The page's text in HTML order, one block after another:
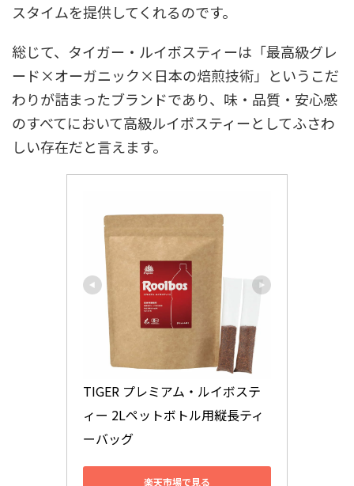
スタイムを提供してくれるのです。
総じて、タイガー・ルイボスティーは「最高級グレ
ード×オーガニック×日本の焙煎技術」というこだ
わりが詰まったブランドであり、味・品質・安心感
のすべてにおいて高級ルイボスティーとしてふさわ
しい存在だと言えます。
TIGER プレミアム・ルイボステ
ィー 2Lペットボトル用縦長ティ
ーバッグ
楽天市場で見る